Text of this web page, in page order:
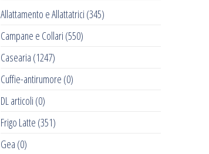
Allattamento e Allattatrici (345)
Campane e Collari (550)
Casearia (1247)
Cuffie-antirumore (0)
DL articoli (0)
Frigo Latte (351)
Gea (0)